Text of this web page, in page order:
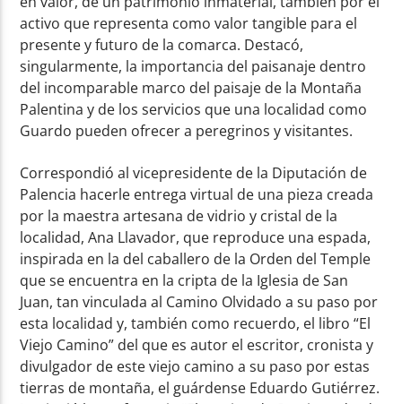
activo que representa como valor tangible para el
presente y futuro de la comarca. Destacó,
singularmente, la importancia del paisanaje dentro
del incomparable marco del paisaje de la Montaña
Palentina y de los servicios que una localidad como
Guardo pueden ofrecer a peregrinos y visitantes.
Correspondió al vicepresidente de la Diputación de
Palencia hacerle entrega virtual de una pieza creada
por la maestra artesana de vidrio y cristal de la
localidad, Ana Llavador, que reproduce una espada,
inspirada en la del caballero de la Orden del Temple
que se encuentra en la cripta de la Iglesia de San
Juan, tan vinculada al Camino Olvidado a su paso por
esta localidad y, también como recuerdo, el libro “El
Viejo Camino” del que es autor el escritor, cronista y
divulgador de este viejo camino a su paso por estas
tierras de montaña, el guárdense Eduardo Gutiérrez.